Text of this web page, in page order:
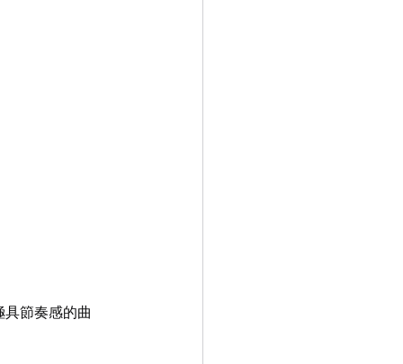
節奏感的曲